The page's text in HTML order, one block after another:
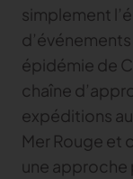
TRACER
TextileGenesis
mode
simplement
épidémie de
chaîne
expéditions
Mer Rouge et
une